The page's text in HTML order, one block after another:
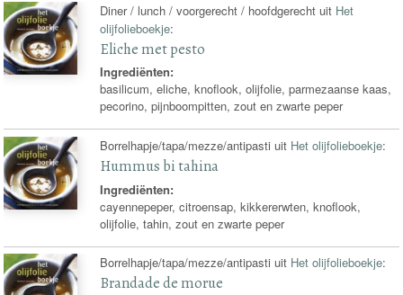
Diner / lunch / voorgerecht / hoofdgerecht uit Het
olijfolieboekje:
Eliche met pesto
Ingrediënten:
basilicum, eliche, knoflook, olijfolie, parmezaanse kaas,
pecorino, pijnboompitten, zout en zwarte peper
Borrelhapje/tapa/mezze/antipasti uit Het olijfolieboekje:
Hummus bi tahina
Ingrediënten:
cayennepeper, citroensap, kikkererwten, knoflook,
olijfolie, tahin, zout en zwarte peper
Borrelhapje/tapa/mezze/antipasti uit Het olijfolieboekje:
Brandade de morue